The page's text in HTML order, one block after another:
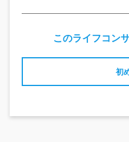
このライフコン
初